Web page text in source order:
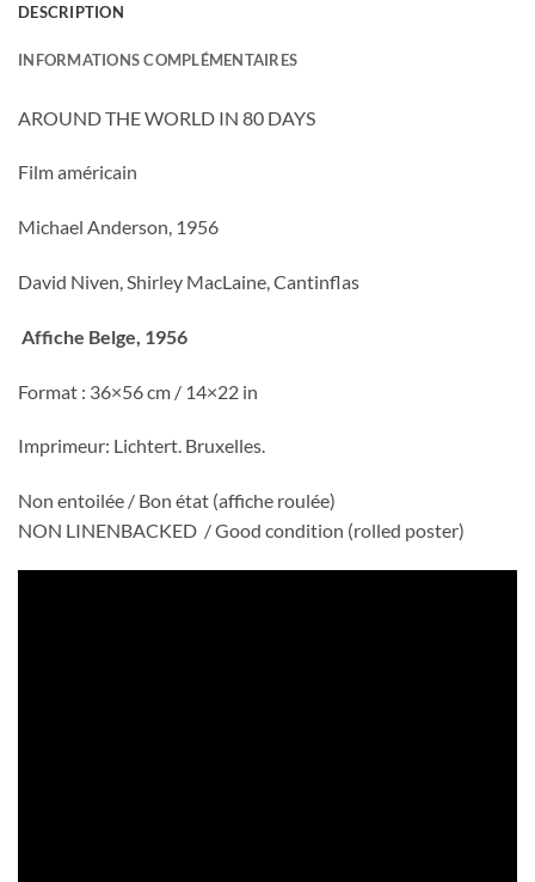
DESCRIPTION
INFORMATIONS COMPLÉMENTAIRES
AROUND THE WORLD IN 80 DAYS
Film américain
Michael Anderson, 1956
David Niven, Shirley MacLaine, Cantinflas
Affiche Belge, 1956
Format : 36×56 cm / 14×22 in
Imprimeur: Lichtert. Bruxelles.
Non entoilée / Bon état (affiche roulée)
NON LINENBACKED / Good condition (rolled poster)